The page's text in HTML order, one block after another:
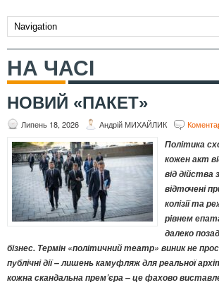
НА ЧАСІ
НОВИЙ «ПАКЕТ»
Липень 18, 2026 Андрій МИХАЙЛИК
Політика
кожен акт
від
відточені
колізії та
рівнем
далеко
бізнес. Термін «політичний театр» виник не
публічні дії – лишень камуфляж для реальної
кожна скандальна прем’єра – це фахово